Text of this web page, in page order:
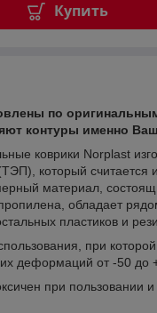
Купить
по
контуры именно
коврики Norplast
который считается
материал,
обладает
пластиков и
при
деформаций от -50 до
при пользовании